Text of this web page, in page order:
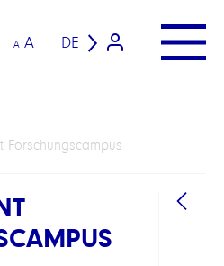
A A DE
Forschungscampus